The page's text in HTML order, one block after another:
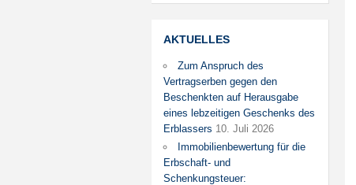
AKTUELLES
Zum Anspruch des
Vertragserben gegen den
Beschenkten auf Herausgabe
eines lebzeitigen Geschenks des
Erblassers 10. Juli 2026
Immobilienbewertung für die
Erbschaft- und
Schenkungsteuer: